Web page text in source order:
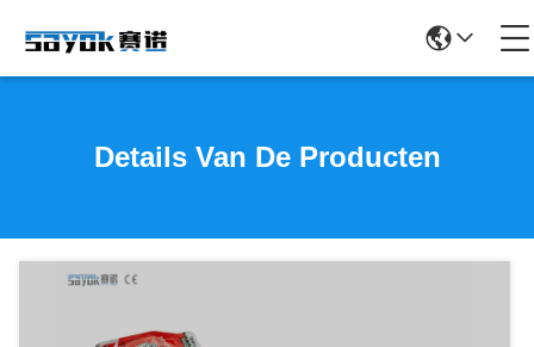
Details Van De Producten